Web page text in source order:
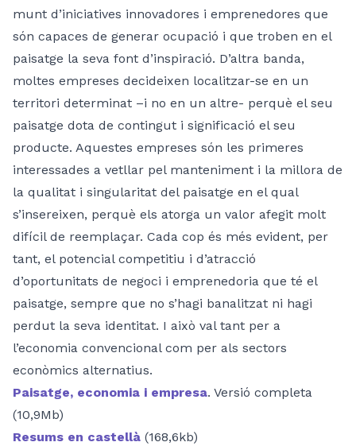
munt d’iniciatives innovadores i emprenedores que
són capaces de generar ocupació i que troben en el
paisatge la seva font d’inspiració. D’altra banda,
moltes empreses decideixen localitzar-se en un
territori determinat –i no en un altre- perquè el seu
paisatge dota de contingut i significació el seu
producte. Aquestes empreses són les primeres
interessades a vetllar pel manteniment i la millora de
la qualitat i singularitat del paisatge en el qual
s’insereixen, perquè els atorga un valor afegit molt
difícil de reemplaçar. Cada cop és més evident, per
tant, el potencial competitiu i d’atracció
d’oportunitats de negoci i emprenedoria que té el
paisatge, sempre que no s’hagi banalitzat ni hagi
perdut la seva identitat. I això val tant per a
l’economia convencional com per als sectors
econòmics alternatius.
Paisatge, economia i empresa. Versió completa
(10,9Mb)
Resums en castellà (168,6kb)